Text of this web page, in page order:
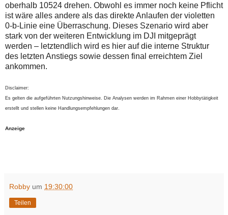
oberhalb 10524 drehen. Obwohl es immer noch keine Pflicht
ist wäre alles andere als das direkte Anlaufen der violetten
0-b-Linie eine Überraschung. Dieses Szenario wird aber
stark von der weiteren Entwicklung im DJI mitgeprägt
werden – letztendlich wird es hier auf die interne Struktur
des letzten Anstiegs sowie dessen final erreichtem Ziel
ankommen.
Disclaimer:
Es gelten die aufgeführten Nutzungshinweise. Die Analysen werden im Rahmen einer Hobbytätigkeit
erstellt und stellen keine Handlungsempfehlungen dar.
Anzeige
Robby um 19:30:00
Teilen